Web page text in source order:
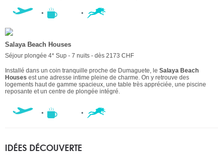
Salaya Beach Houses
Séjour plongée 4* Sup - 7 nuits - dès 2173 CHF
Installé dans un coin tranquille proche de Dumaguete, le Salaya Beach
Houses est une adresse intime pleine de charme. On y retrouve des
logements haut de gamme spacieux, une table très appréciée, une piscine
reposante et un centre de plongée intégré.
IDÉES DÉCOUVERTE